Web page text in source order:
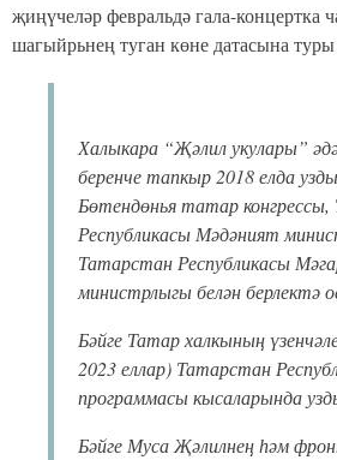
җиңүчеләр февральдә гала-концертка
шагыйрьнең туган көне датасына
Халыкара “Җәлил укулары”
беренче тапкыр 2018 елда
Бөтендөнья татар
Республикасы Мәдәният
Татарстан Республикасы
министрлыгы белән берлектә
Бәйге Татар халкының
2023 еллар) Татарстан
программасы кысаларында
Бәйге Муса Җәлилнең һәм